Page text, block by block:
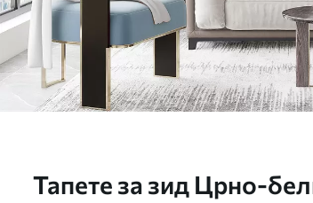
Тапете за зид Црно-